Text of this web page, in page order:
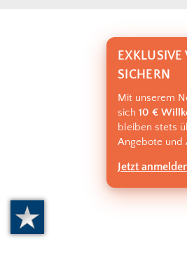
EXKLUSIVE
SICHERN
Mit unserem
sich 10 €
bleiben stets
Angebote und
Jetzt